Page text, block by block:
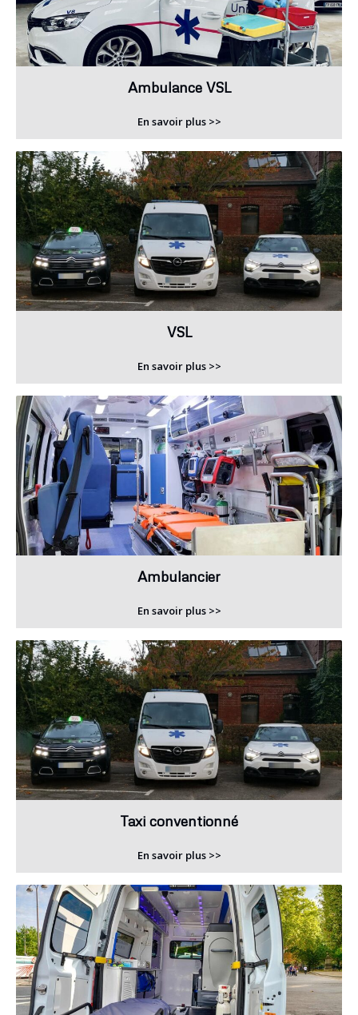
Ambulance VSL
En savoir plus >>
VSL
En savoir plus >>
Ambulancier
En savoir plus >>
Taxi conventionné
En savoir plus >>